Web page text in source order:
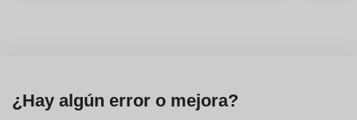
¿Hay algún error o mejora?